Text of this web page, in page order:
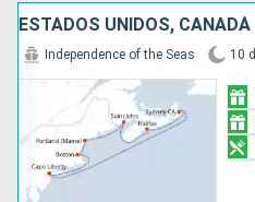
ESTADOS UNIDOS, CANADÁ
Independence of the Seas 10 d